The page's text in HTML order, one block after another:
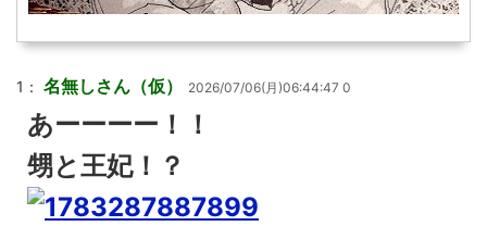
1： 名無しさん（仮） 2026/07/06(月)06:44:47 0
あーーーー！！
甥と王妃！？